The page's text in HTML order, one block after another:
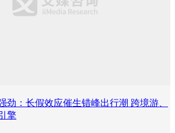
劲：长假效应催生错峰出行潮 跨境游、
擎